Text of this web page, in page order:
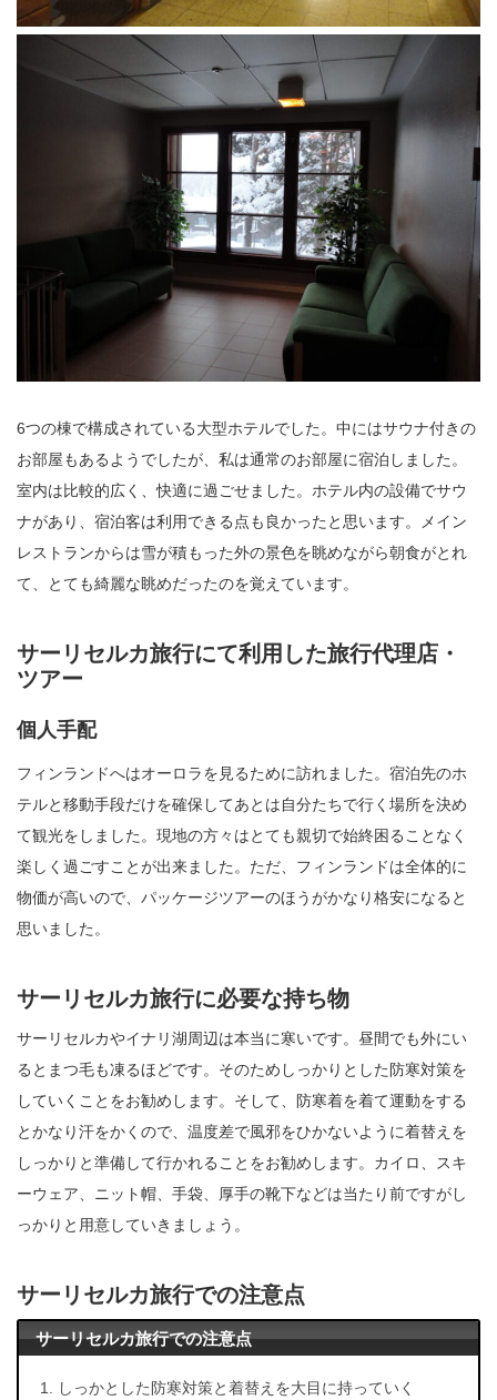
6つの棟で構成されている大型ホテルでした。中にはサウナ付きの
お部屋もあるようでしたが、私は通常のお部屋に宿泊しました。
室内は比較的広く、快適に過ごせました。ホテル内の設備でサウ
ナがあり、宿泊客は利用できる点も良かったと思います。メイン
レストランからは雪が積もった外の景色を眺めながら朝食がとれ
て、とても綺麗な眺めだったのを覚えています。
サーリセルカ旅行にて利用した旅行代理店・
ツアー
個人手配
フィンランドへはオーロラを見るために訪れました。宿泊先のホ
テルと移動手段だけを確保してあとは自分たちで行く場所を決め
て観光をしました。現地の方々はとても親切で始終困ることなく
楽しく過ごすことが出来ました。ただ、フィンランドは全体的に
物価が高いので、パッケージツアーのほうがかなり格安になると
思いました。
サーリセルカ旅行に必要な持ち物
サーリセルカやイナリ湖周辺は本当に寒いです。昼間でも外にい
るとまつ毛も凍るほどです。そのためしっかりとした防寒対策を
していくことをお勧めします。そして、防寒着を着て運動をする
とかなり汗をかくので、温度差で風邪をひかないように着替えを
しっかりと準備して行かれることをお勧めします。カイロ、スキ
ーウェア、ニット帽、手袋、厚手の靴下などは当たり前ですがし
っかりと用意していきましょう。
サーリセルカ旅行での注意点
サーリセルカ旅行での注意点
しっかとした防寒対策と着替えを大目に持っていく